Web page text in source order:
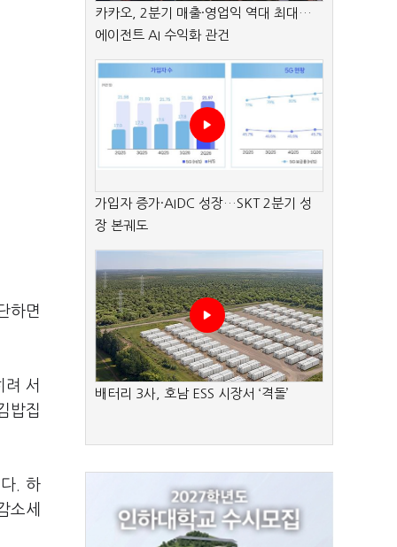
하면
서
밥집
. 하
세
카카오, 2분기 매출·영업익 역대 최대…
에이전트 AI 수익화 관건
가입자 증가·AIDC 성장…SKT 2분기 성
장 본궤도
배터리 3사, 호남 ESS 시장서 ‘격돌’